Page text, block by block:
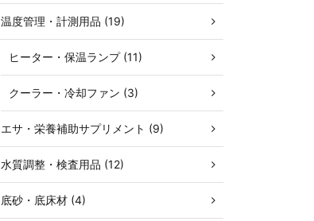
温度管理・計測用品 (19)
ヒーター・保温ランプ (11)
クーラー・冷却ファン (3)
エサ・栄養補助サプリメント (9)
水質調整・検査用品 (12)
底砂・底床材 (4)